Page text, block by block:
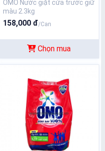
OMO Nước giặt cửa trước giữ
màu 2.3kg
158,000 đ/Can
Chọn mua